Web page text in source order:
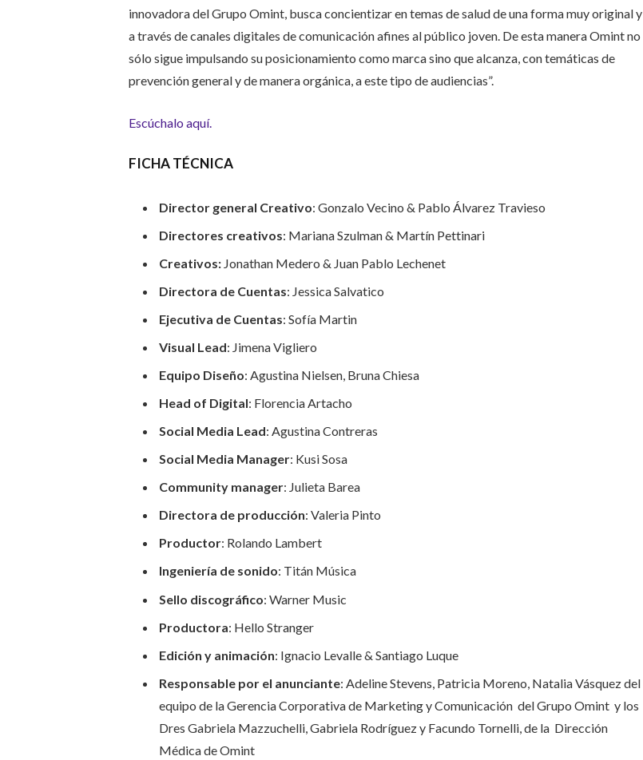
innovadora del Grupo Omint, busca concientizar en temas de salud de una forma muy original y
a través de canales digitales de comunicación afines al público joven. De esta manera Omint no
sólo sigue impulsando su posicionamiento como marca sino que alcanza, con temáticas de
prevención general y de manera orgánica, a este tipo de audiencias”.
Escúchalo aquí.
FICHA TÉCNICA
Director general Creativo: Gonzalo Vecino & Pablo Álvarez Travieso
Directores creativos: Mariana Szulman & Martín Pettinari
Creativos:Jonathan Medero & Juan Pablo Lechenet
Directora de Cuentas: Jessica Salvatico
Ejecutiva de Cuentas: Sofía Martin
Visual Lead: Jimena Vigliero
Equipo Diseño: Agustina Nielsen, Bruna Chiesa
Head of Digital: Florencia Artacho
Social Media Lead: Agustina Contreras
Social Media Manager: Kusi Sosa
Community manager: Julieta Barea
Directora de producción: Valeria Pinto
Productor: Rolando Lambert
Ingeniería de sonido: Titán Música
Sello discográfico: Warner Music
Productora: Hello Stranger
Edición y animación: Ignacio Levalle & Santiago Luque
Responsable por el anunciante: Adeline Stevens, Patricia Moreno, Natalia Vásquez del
equipo de la Gerencia Corporativa de Marketing y Comunicación del Grupo Omint y los
Dres Gabriela Mazzuchelli, Gabriela Rodríguez y Facundo Tornelli, de la Dirección
Médica de Omint